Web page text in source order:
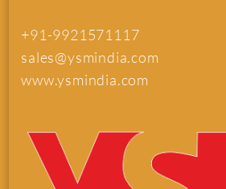
+91-9921571117
sales@ysmindia.com
www.ysmindia.com